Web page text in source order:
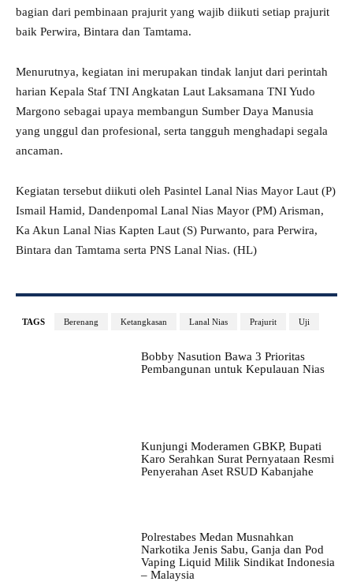
bagian dari pembinaan prajurit yang wajib diikuti setiap prajurit
baik Perwira, Bintara dan Tamtama.
Menurutnya, kegiatan ini merupakan tindak lanjut dari perintah
harian Kepala Staf TNI Angkatan Laut Laksamana TNI Yudo
Margono sebagai upaya membangun Sumber Daya Manusia
yang unggul dan profesional, serta tangguh menghadapi segala
ancaman.
Kegiatan tersebut diikuti oleh Pasintel Lanal Nias Mayor Laut (P)
Ismail Hamid, Dandenpomal Lanal Nias Mayor (PM) Arisman,
Ka Akun Lanal Nias Kapten Laut (S) Purwanto, para Perwira,
Bintara dan Tamtama serta PNS Lanal Nias. (HL)
TAGS Berenang Ketangkasan Lanal Nias Prajurit Uji
Bobby Nasution Bawa 3 Prioritas
Pembangunan untuk Kepulauan Nias
Kunjungi Moderamen GBKP, Bupati
Karo Serahkan Surat Pernyataan Resmi
Penyerahan Aset RSUD Kabanjahe
Polrestabes Medan Musnahkan
Narkotika Jenis Sabu, Ganja dan Pod
Vaping Liquid Milik Sindikat Indonesia
– Malaysia